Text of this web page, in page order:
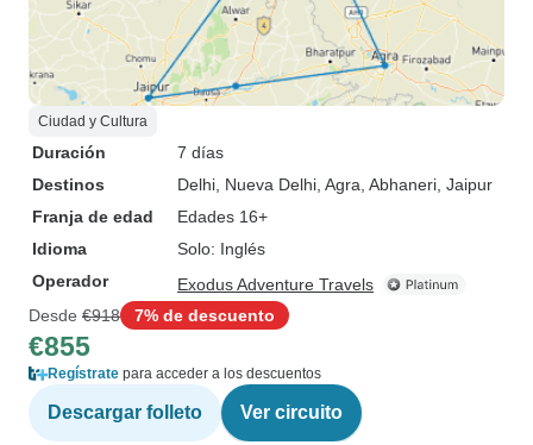
Ciudad y Cultura
Duración
7 días
Destinos
Delhi , Nueva Delhi , Agra , Abhaneri , Jaipur
Franja de edad
Edades 16+
Idioma
Solo: Inglés
Operador
Exodus Adventure Travels
Desde €918 7% de descuento
€855
Regístrate para acceder a los descuentos
Descargar folleto Ver circuito